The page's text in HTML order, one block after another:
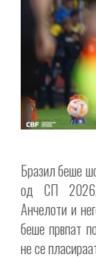
Бразил беше
од СП 2026,
Анчелоти и
беше првпат
не се